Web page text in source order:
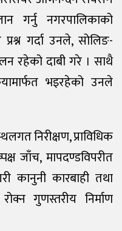
गर्नु नगरपालिकाको
गर्दा उनले, सोलिङ-
रहेको दाबी गरे । साथै
भइरहेको उनले
निरीक्षण, प्राविधिक
जाँच, मापदण्डविपरीत
कानुनी कारबाही तथा
गुणस्तरीय निर्माण